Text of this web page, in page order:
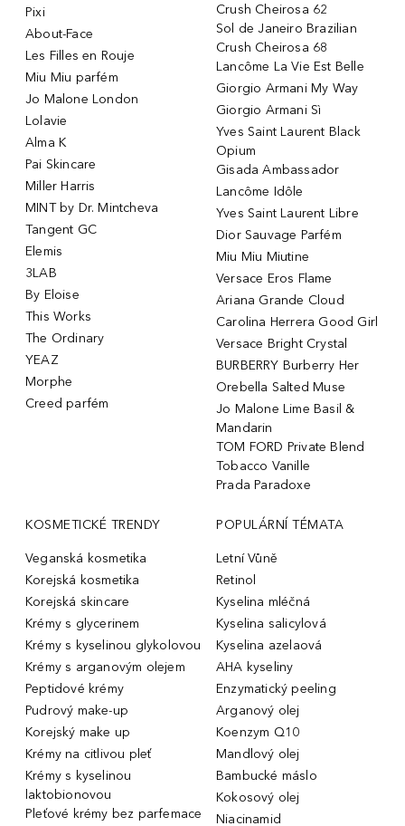
Pixi
About-Face
Les Filles en Rouje
Miu Miu parfém
Jo Malone London
Lolavie
Alma K
Pai Skincare
Miller Harris
MINT by Dr. Mintcheva
Tangent GC
Elemis
3LAB
By Eloise
This Works
The Ordinary
YEAZ
Morphe
Creed parfém
Crush Cheirosa 62
Sol de Janeiro Brazilian
Crush Cheirosa 68
Lancôme La Vie Est Belle
Giorgio Armani My Way
Giorgio Armani Sì
Yves Saint Laurent Black
Opium
Gisada Ambassador
Lancôme Idôle
Yves Saint Laurent Libre
Dior Sauvage Parfém
Miu Miu Miutine
Versace Eros Flame
Ariana Grande Cloud
Carolina Herrera Good Girl
Versace Bright Crystal
BURBERRY Burberry Her
Orebella Salted Muse
Jo Malone Lime Basil &
Mandarin
TOM FORD Private Blend
Tobacco Vanille
Prada Paradoxe
KOSMETICKÉ TRENDY
Veganská kosmetika
Korejská kosmetika
Korejská skincare
Krémy s glycerinem
Krémy s kyselinou glykolovou
Krémy s arganovým olejem
Peptidové krémy
Pudrový make-up
Korejský make up
Krémy na citlivou pleť
Krémy s kyselinou
laktobionovou
Pleťové krémy bez parfemace
POPULÁRNÍ TÉMATA
Letní Vůně
Retinol
Kyselina mléčná
Kyselina salicylová
Kyselina azelaová
AHA kyseliny
Enzymatický peeling
Arganový olej
Koenzym Q10
Mandlový olej
Bambucké máslo
Kokosový olej
Niacinamid